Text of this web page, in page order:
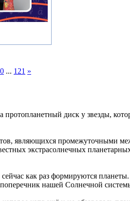
... 121 »
диск у звезды,
являющихся промежуточными
экстрасолнечных
как раз формируются планеты.
нашей Солнечной